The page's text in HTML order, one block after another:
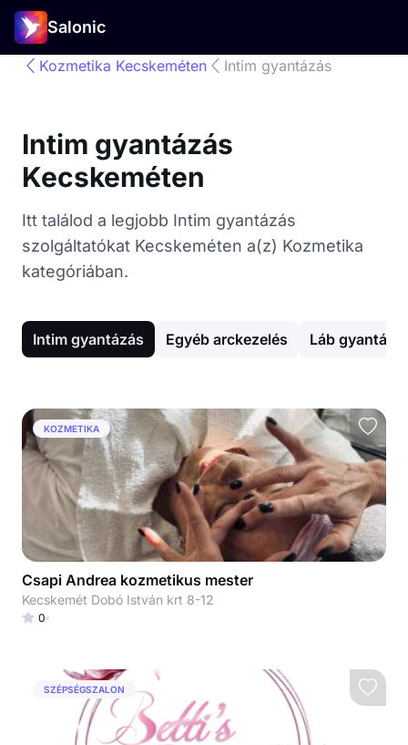
Salonic
Kozmetika Kecskeméten Intim gyantázás
Intim gyantázás
Kecskeméten
Itt találod a legjobb Intim gyantázás
szolgáltatókat Kecskeméten a(z) Kozmetika
kategóriában.
Intim gyantázás Egyéb arckezelés Láb
KOZMETIKA
Csapi Andrea kozmetikus mester
Kecskemét Dobó István krt 8-12
0
SZÉPSÉGSZALON